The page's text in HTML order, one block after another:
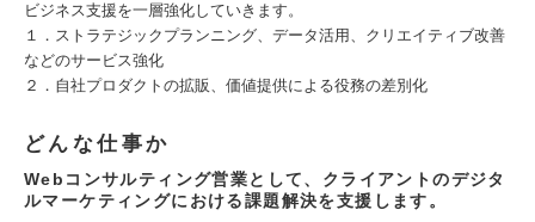
ビジネス支援を一層強化していきます。
１．ストラテジックプランニング、データ活用、クリエイティブ改善
などのサービス強化
２．自社プロダクトの拡販、価値提供による役務の差別化
どんな仕事か
Webコンサルティング営業として、クライアントのデジタ
ルマーケティングにおける課題解決を支援します。